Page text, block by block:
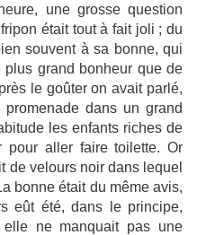
une grosse question
était tout à fait joli ; du
souvent à sa bonne, qui
plus grand bonheur que de
le goûter on avait parlé,
promenade dans un grand
les enfants riches de
aller faire toilette. Or
de velours noir dans lequel
bonne était du même avis,
eût été, dans le principe,
ne manquait pas une